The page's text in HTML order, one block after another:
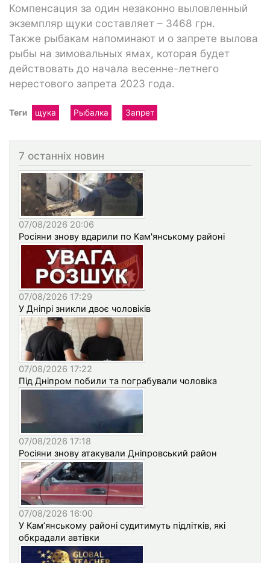
Компенсация за один незаконно выловленный
экземпляр щуки составляет – 3468 грн.
Также рыбакам напоминают и о запрете вылова
рыбы на зимовальных ямах, которая будет
действовать до начала весенне-летнего
нерестового запрета 2023 года.
Теги щука Рыбалка Запрет
7 останніх новин
07/08/2026 20:06
Росіяни знову вдарили по Кам'янському районі
07/08/2026 17:29
У Дніпрі зникли двоє чоловіків
07/08/2026 17:22
Під Дніпром побили та пограбували чоловіка
07/08/2026 17:18
Росіяни знову атакували Дніпровський район
07/08/2026 16:00
У Кам’янському районі судитимуть підлітків, які
обкрадали автівки